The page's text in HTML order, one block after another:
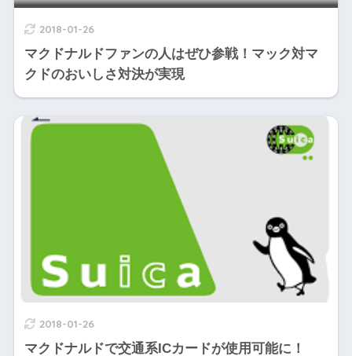
2018-01-26
マクドナルドファンの人はぜひ参戦！マック対マ
クドのおいしさ対決が実現
2018-01-26
マクドナルドで交通系ICカードが使用可能に！